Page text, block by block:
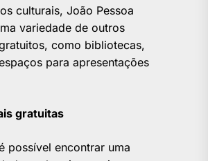
culturais, João Pessoa
variedade de outros
como bibliotecas,
para apresentações
gratuitas
possível encontrar uma